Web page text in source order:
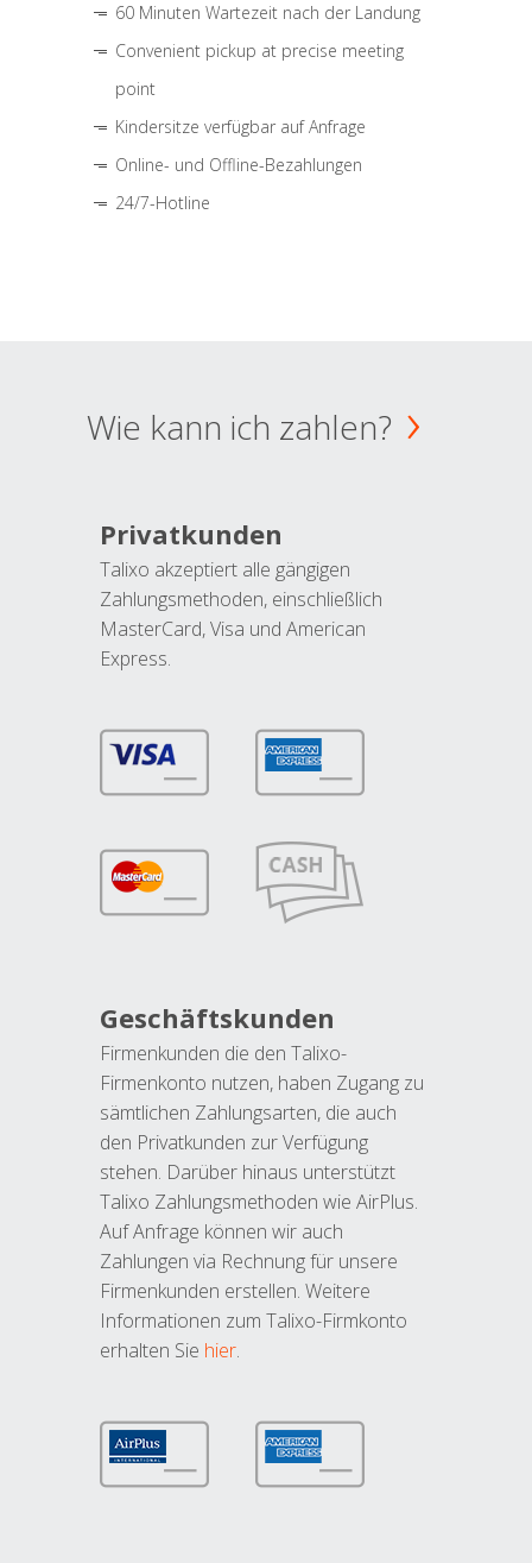
60 Minuten Wartezeit nach der Landung
Convenient pickup at precise meeting
point
Kindersitze verfügbar auf Anfrage
Online- und Offline-Bezahlungen
24/7-Hotline
Wie kann ich zahlen?
Privatkunden
Talixo akzeptiert alle gängigen
Zahlungsmethoden, einschließlich
MasterCard, Visa und American
Express.
Geschäftskunden
Firmenkunden die den Talixo-
Firmenkonto nutzen, haben Zugang zu
sämtlichen Zahlungsarten, die auch
den Privatkunden zur Verfügung
stehen. Darüber hinaus unterstützt
Talixo Zahlungsmethoden wie AirPlus.
Auf Anfrage können wir auch
Zahlungen via Rechnung für unsere
Firmenkunden erstellen. Weitere
Informationen zum Talixo-Firmkonto
erhalten Sie hier.